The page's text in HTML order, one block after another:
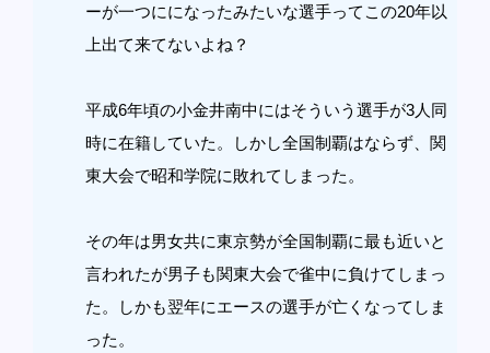
ーが一つにになったみたいな選手ってこの20年以
上出て来てないよね？
平成6年頃の小金井南中にはそういう選手が3人同
時に在籍していた。しかし全国制覇はならず、関
東大会で昭和学院に敗れてしまった。
その年は男女共に東京勢が全国制覇に最も近いと
言われたが男子も関東大会で雀中に負けてしまっ
た。しかも翌年にエースの選手が亡くなってしま
った。